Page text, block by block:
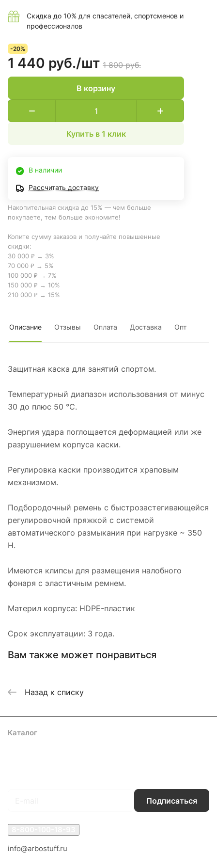
Скидка до 10% для спасателей, спортсменов и
профессионалов
-20%
1 440 руб./шт 1 800 руб.
В корзину
Купить в 1 клик
В наличии
Рассчитать доставку
Накопительная скидка до 15% — чем больше
покупаете, тем больше экономите!
Копите сумму заказов и получайте повышенные
скидки:
30 000 ₽ → 3%
70 000 ₽ → 5%
100 000 ₽ → 7%
150 000 ₽ → 10%
210 000 ₽ → 15%
Описание Отзывы Оплата Доставка Опт
Защитная каска для занятий спортом.
Температурный диапазон использования от минус
30 до плюс 50 °С.
Энергия удара поглощается деформацией или же
разрушением корпуса каски.
Регулировка каски производится храповым
механизмом.
Подбородочный ремень с быстрозастегивающейся
регулировочной пряжкой с системой
автоматического размыкания при нагрузке ~ 350
Н.
Имеются клипсы для размещения налобного
фонаря с эластичным ремнем.
Материл корпуса: HDPE-пластик
Срок эксплуатации: 3 года.
Вам также может понравиться
Назад к списку
Каталог
Подписаться
info@arbostuff.ru